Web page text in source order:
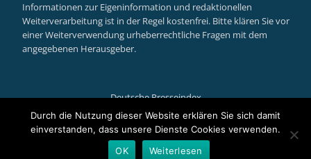
Informationen zur Eigeninformation und redaktionellen
Weiterverarbeitung ist in der Regel kostenfrei. Bitte klären Sie vor
einer Weiterverwendung urheberrechtliche Fragen mit dem
angegebenen Herausgeber.
Deutsche Presseindex
Secondary
Llorix One Litepowered by WordPress
Durch die Nutzung dieser Website erklären Sie sich damit
einverstanden, dass unsere Dienste Cookies verwenden.
OK
Weiterlesen